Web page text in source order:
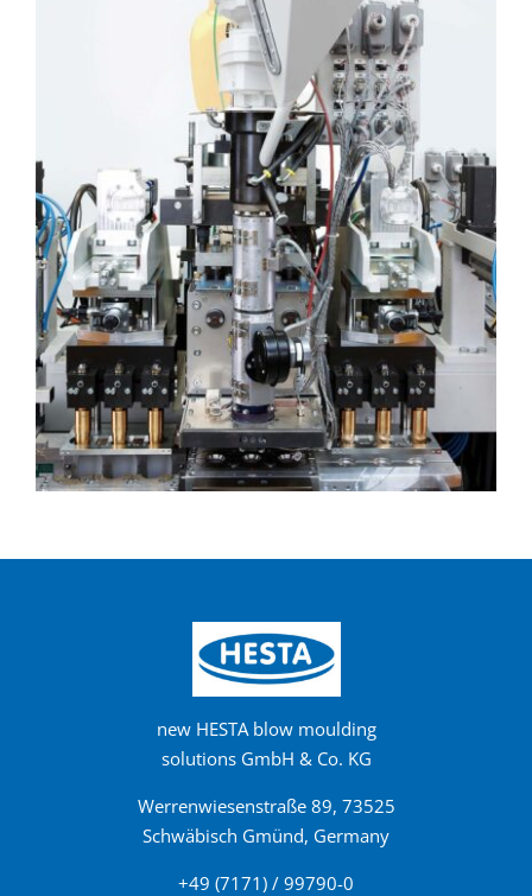
new HESTA blow moulding
solutions GmbH & Co. KG
Werrenwiesenstraße 89, 73525
Schwäbisch Gmünd, Germany
+49 (7171) / 99790-0